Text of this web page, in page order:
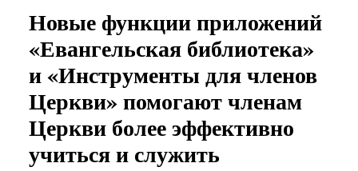
Новые функции приложений
«Евангельская библиотека»
и «Инструменты для членов
Церкви» помогают членам
Церкви более эффективно
учиться и служить